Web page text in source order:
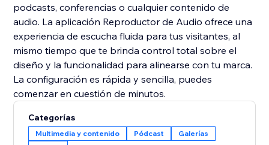
podcasts, conferencias o cualquier contenido de
audio. La aplicación Reproductor de Audio ofrece una
experiencia de escucha fluida para tus visitantes, al
mismo tiempo que te brinda control total sobre el
diseño y la funcionalidad para alinearse con tu marca.
La configuración es rápida y sencilla, puedes
comenzar en cuestión de minutos.
Categorías
Multimedia y contenido Pódcast
Galerías